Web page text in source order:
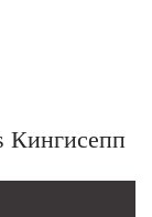
Кингисепп